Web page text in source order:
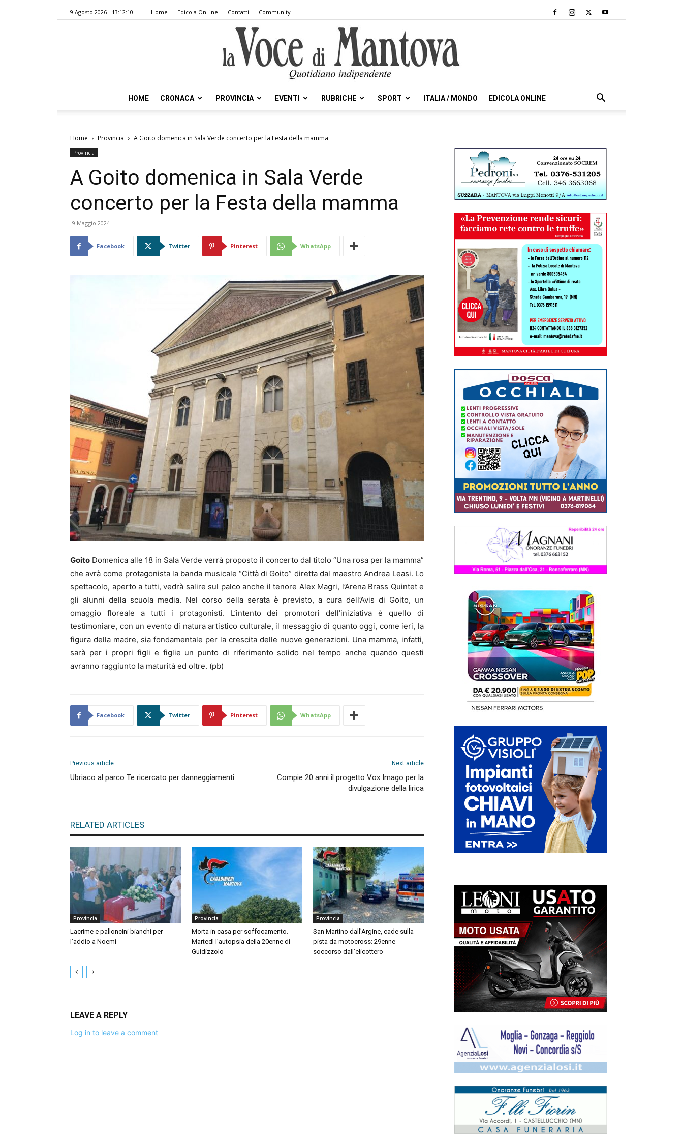
9 Agosto 2026 - 13:12:10 Home Edicola OnLine Contatti Community
Voce
Mantova
HOME CRONACA PROVINCIA EVENTI RUBRICHE SPORT ITALIA / MONDO EDICOLA ONLINE
Home Provincia A Goito domenica in Sala Verde concerto per la Festa della mamma
Provincia
A Goito domenica in Sala Verde
concerto per la Festa della mamma
9 Maggio 2024
Facebook Twitter Pinterest WhatsApp
Goito Domenica alle 18 in Sala Verde verrà proposto il concerto dal titolo “Una rosa per la mamma”
che avrà come protagonista la banda musicale “Città di Goito” diretta dal maestro Andrea Leasi. Lo
spettacolo, aperto a tutti, vedrà salire sul palco anche il tenore Alex Magri, l’Arena Brass Quintet e
gli alunni della scuola media. Nel corso della serata è previsto, a cura dell’Avis di Goito, un
omaggio floreale a tutti i protagonisti. L’intento dei promotori dell’iniziativa è quello di
testimoniare, con un evento di natura artistico culturale, il messaggio di quanto oggi, come ieri, la
figura della madre, sia fondamentale per la crescita delle nuove generazioni. Una mamma, infatti,
sarà per i propri figli e figlie un punto di riferimento solido nel tempo anche quando questi
avranno raggiunto la maturità ed oltre. (pb)
Facebook Twitter Pinterest WhatsApp
Previous article
Ubriaco al parco Te ricercato per danneggiamenti
Next article
Compie 20 anni il progetto Vox Imago per la
divulgazione della lirica
RELATED ARTICLES
Provincia
Lacrime e palloncini bianchi per
l’addio a Noemi
Provincia
Morta in casa per soffocamento.
Martedì l’autopsia della 20enne di
Guidizzolo
Provincia
San Martino dall’Argine, cade sulla
pista da motocross: 29enne
soccorso dall’elicottero
LEAVE A REPLY
Log in to leave a comment